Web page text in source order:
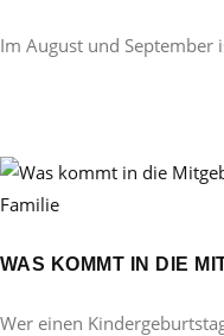
Im August und September
Familie
WAS KOMMT IN DIE
Wer einen